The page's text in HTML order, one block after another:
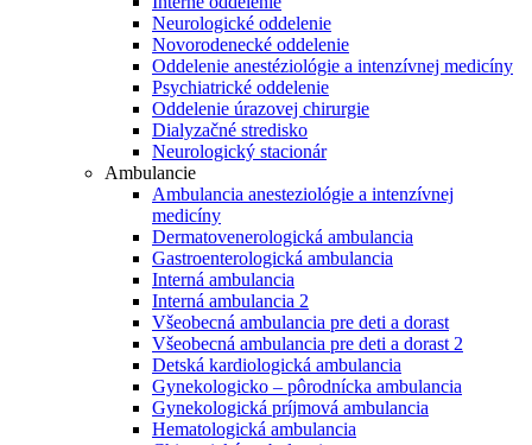
Neurologické oddelenie
Novorodenecké oddelenie
Oddelenie anestéziológie a intenzívnej medicíny
Psychiatrické oddelenie
Oddelenie úrazovej chirurgie
Dialyzačné stredisko
Neurologický stacionár
Ambulancie
Ambulancia anesteziológie a intenzívnej
medicíny
Dermatovenerologická ambulancia
Gastroenterologická ambulancia
Interná ambulancia
Interná ambulancia 2
Všeobecná ambulancia pre deti a dorast
Všeobecná ambulancia pre deti a dorast 2
Detská kardiologická ambulancia
Gynekologicko – pôrodnícka ambulancia
Gynekologická príjmová ambulancia
Hematologická ambulancia